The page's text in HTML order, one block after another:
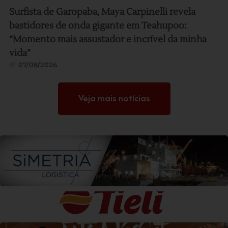
Surfista de Garopaba, Maya Carpinelli revela
bastidores de onda gigante em Teahupoo:
“Momento mais assustador e incrível da minha
vida”
07/08/2026
Veja mais notícias